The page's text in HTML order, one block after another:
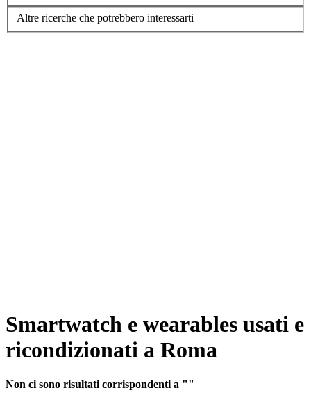
Altre ricerche che potrebbero interessarti
Smartwatch e wearables usati e
ricondizionati a Roma
Non ci sono risultati corrispondenti a ""